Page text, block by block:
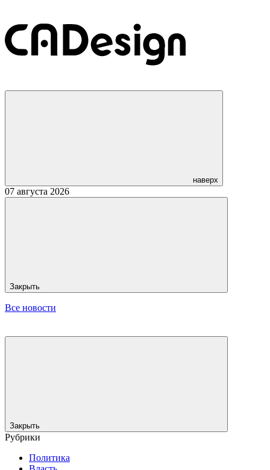
наверх
07 августа 2026
Закрыть
Все новости
Закрыть
Рубрики
Политика